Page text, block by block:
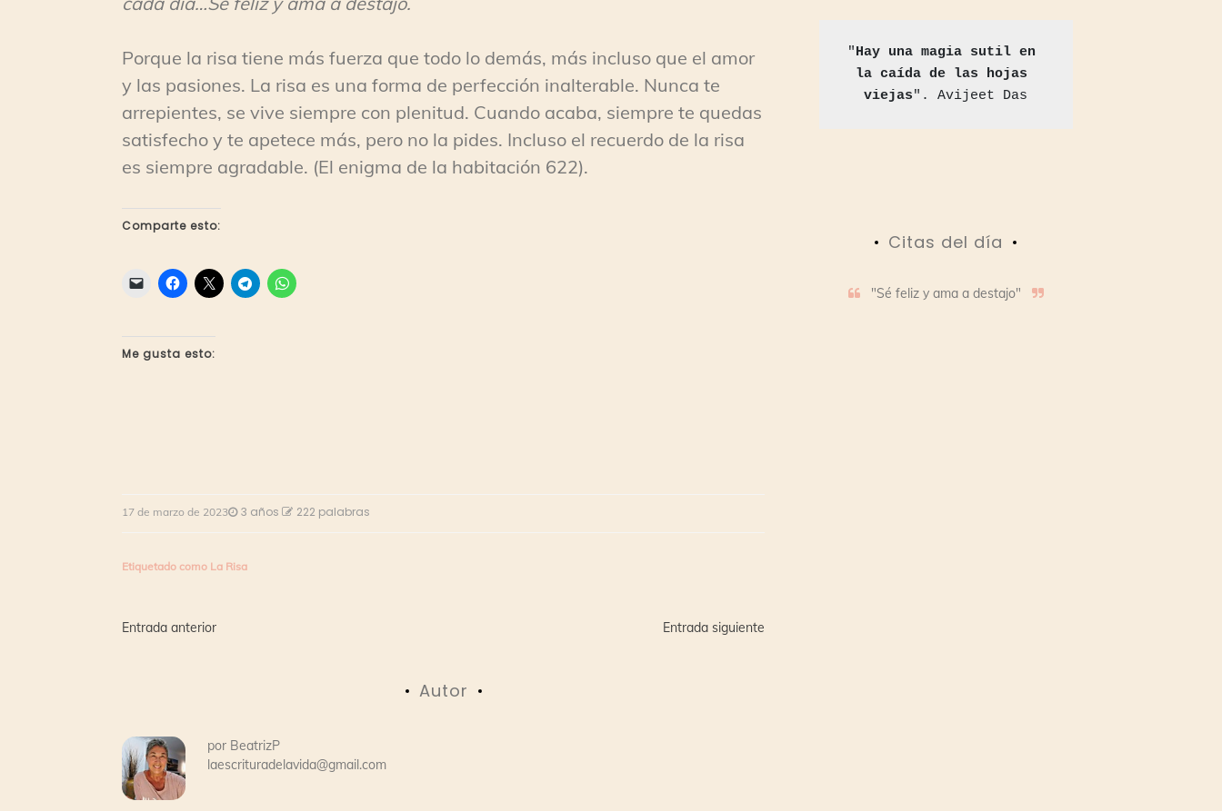
Porque la risa tiene más fuerza que todo lo demás, más incluso que el amor
y las pasiones. La risa es una forma de perfección inalterable. Nunca te
arrepientes, se vive siempre con plenitud. Cuando acaba, siempre te quedas
satisfecho y te apetece más, pero no la pides. Incluso el recuerdo de la risa
es siempre agradable. (El enigma de la habitación 622).
Comparte esto:
Me gusta esto:
17 de marzo de 2023 3 años 222 palabras
Etiquetado como La Risa
Navegación
Entrada anterior Entrada siguiente
Autor
por BeatrizP
laescrituradelavida@gmail.com
"Hay una magia sutil en
la caída de las hojas
viejas". Avijeet Das
Citas del día
"Sé feliz y ama a destajo"